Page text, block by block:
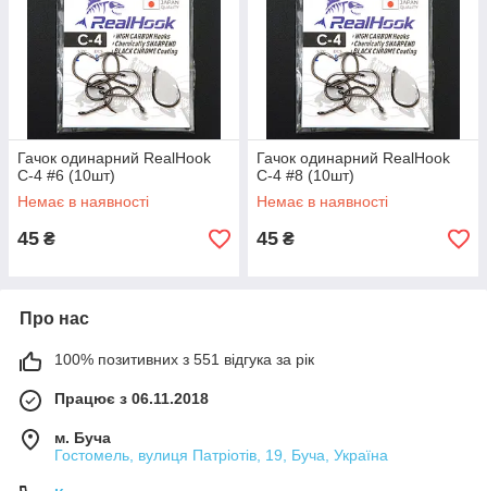
Гачок одинарний RealHook
C-4 #6 (10шт)
Немає в наявності
45 ₴
Гачок одинарний RealHook
C-4 #8 (10шт)
Немає в наявності
45 ₴
Про нас
100% позитивних з 551 відгука за рік
Працює з 06.11.2018
м. Буча
Гостомель, вулиця Патріотів, 19, Буча, Україна